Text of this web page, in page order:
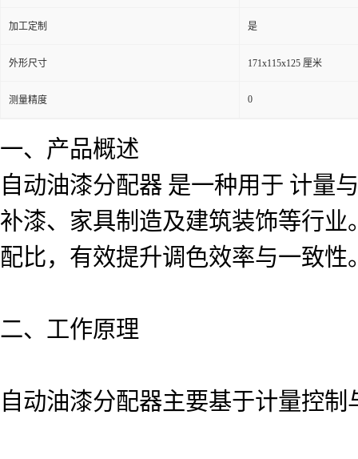
加工定制 是
外形尺寸 171x115x125 厘米
测量精度 0
一、产品概述
自动油漆分配器 是一种用于 计量
补漆、家具制造及建筑装饰等行
配比，有效提升调色效率与一致性
二、工作原理
自动油漆分配器主要基于计量控